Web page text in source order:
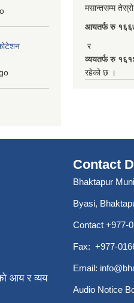
मसान्तसम्म
आयतर्फ रु‌
र
व्ययतर्फ रु
रहेको छ ।
आय र व्यय
Contact
Bhaktapur
Byasi,
Contact +977-
Fax: +977-
Email:
Audio Notice